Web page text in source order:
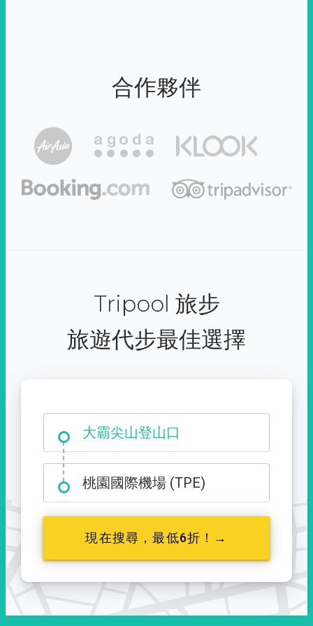
合作夥伴
Tripool 旅步
旅遊代步最佳選擇
大霸尖山登山口
桃園國際機場 (TPE)
現在搜尋，最低6折！→